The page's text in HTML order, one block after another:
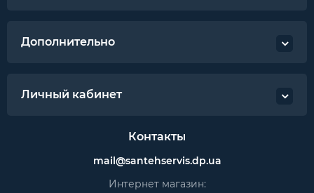
Дополнительно
Личный кабинет
Контакты
mail@santehservis.dp.ua
Интернет магазин: